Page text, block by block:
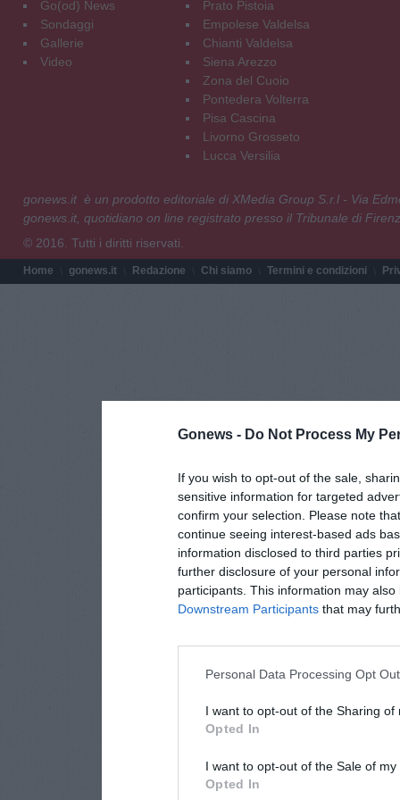
Gonews - Do Not Process My
If you wish to opt-out of the sale,
sensitive information for targeted
confirm your selection. Please note
continue seeing interest-based ads
information disclosed to third parties
further disclosure of your personal
participants. This information may
Downstream Participants that may
Personal Data Processing Opt
I want to opt-out of the Sharing of
Opted In
I want to opt-out of the Sale of
Opted In
Go(od) News
Sondaggi
Gallerie
Video
Prato Pistoia
Empolese Valdelsa
Chianti Valdelsa
Siena Arezzo
Zona del Cuoio
Pontedera Volterra
Pisa Cascina
Livorno Grosseto
Lucca Versilia
gonews.it è un prodotto editoriale di XMedia Group S.r.l - Via
gonews.it, quotidiano on line registrato presso il Tribunale di
© 2016. Tutti i diritti riservati.
Home gonews.it Redazione Chi siamo Termini e condizioni